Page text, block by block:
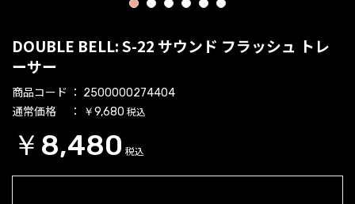
1 2 3 4 5 6
DOUBLE BELL: S-22 サウンド フラッシュ トレ
ーサー
商品コード 2500000274404
通常価格 ￥9,680 税込
￥8,480 税込